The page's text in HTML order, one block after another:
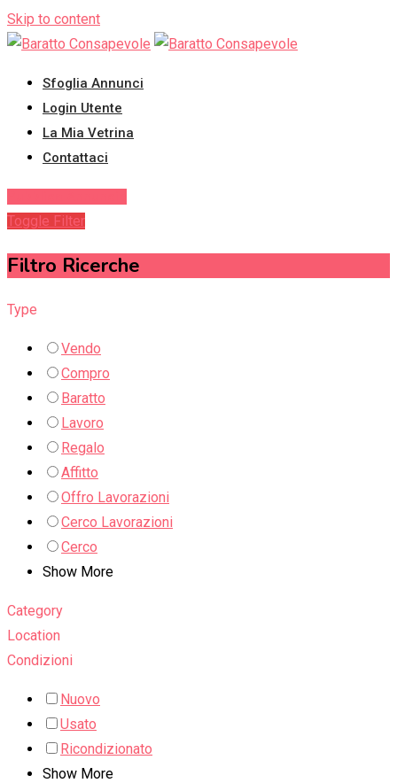
Skip to content
Sfoglia Annunci
Login Utente
La Mia Vetrina
Contattaci
Toggle Filter
Filtro Ricerche
Type
Vendo
Compro
Baratto
Lavoro
Regalo
Affitto
Offro Lavorazioni
Cerco Lavorazioni
Cerco
Show More
Category
Location
Condizioni
Nuovo
Usato
Ricondizionato
Show More